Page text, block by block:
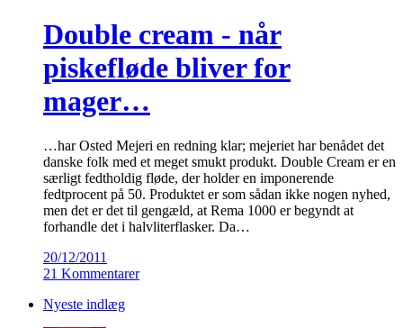
Double cream - når
piskefløde bliver for
mager…
…har Osted Mejeri en redning klar; mejeriet har benådet det
danske folk med et meget smukt produkt. Double Cream er en
særligt fedtholdig fløde, der holder en imponerende
fedtprocent på 50. Produktet er som sådan ikke nogen nyhed,
men det er det til gengæld, at Rema 1000 er begyndt at
forhandle det i halvliterflasker. Da…
20/12/2011
21 Kommentarer
Nyeste indlæg